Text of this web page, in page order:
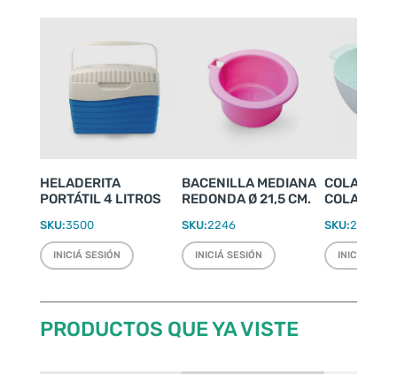
HELADERITA
PORTÁTIL 4 LITROS
SKU:3500
INICIÁ SESIÓN
BACENILLA MEDIANA
REDONDA Ø 21,5 CM.
SKU:2246
INICIÁ SESIÓN
COLADOR
SKU:2053
INICIÁ
PRODUCTOS QUE YA VISTE